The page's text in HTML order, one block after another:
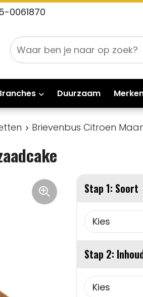
0061870
Duurzaam
Brievenbus Citroen
Stap 1: Soort
Stap 2: